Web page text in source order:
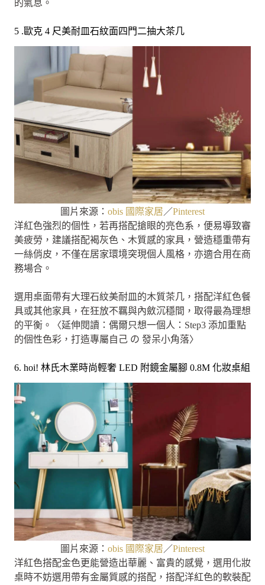
的氣息。
5 .歐克 4 尺美耐皿石紋面四門二抽大茶几
圖片來源： obis 國際家居 ／Pinterest
洋紅色強烈的個性，若再搭配搶眼的亮色系，便易導致審
美疲勞，建議搭配褐灰色、木質感的家具，營造穩重帶有
一絲俏皮，不僅在居家環境突現個人風格，亦適合用在商
務場合。
選用桌面帶有大理石紋美耐皿的木質茶几，搭配洋紅色餐
具或其他家具，在狂放不羈與內斂沉穩間，取得最為理想
的平衡。〈延伸閱讀：偶爾只想一個人：Step3 添加重點
的個性色彩，打造專屬自己 の 發呆小角落〉
6. hoi! 林氏木業時尚輕奢 LED 附鏡金屬腳 0.8M 化妝桌組
圖片來源： obis 國際家居 ／Pinterest
洋紅色搭配金色更能營造出華麗、富貴的感覺，選用化妝
桌時不妨選用帶有金屬質感的搭配，搭配洋紅色的軟裝配